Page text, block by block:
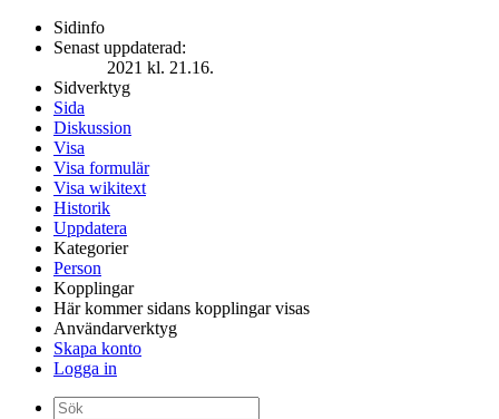
Sidinfo
Senast uppdaterad:
2021 kl. 21.16.
Sidverktyg
Sida
Diskussion
Visa
Visa formulär
Visa wikitext
Historik
Uppdatera
Kategorier
Person
Kopplingar
Här kommer sidans kopplingar visas
Användarverktyg
Skapa konto
Logga in